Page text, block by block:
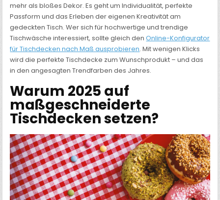
mehr als bloßes Dekor. Es geht um Individualität, perfekte
Passform und das Erleben der eigenen Kreativität am
gedeckten Tisch. Wer sich für hochwertige und trendige
Tischwäsche interessiert, sollte gleich denOnline-Konfigurator
für Tischdecken nach Maß ausprobieren. Mit wenigen Klicks
wird die perfekte Tischdecke zum Wunschprodukt – und das
in den angesagten Trendfarben des Jahres.
Warum 2025 auf
maßgeschneiderte
Tischdecken setzen?